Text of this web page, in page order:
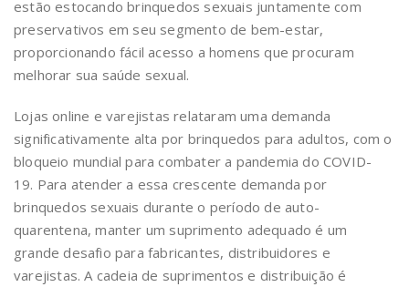
estão estocando brinquedos sexuais juntamente com
preservativos em seu segmento de bem-estar,
proporcionando fácil acesso a homens que procuram
melhorar sua saúde sexual.
Lojas online e varejistas relataram uma demanda
significativamente alta por brinquedos para adultos, com o
bloqueio mundial para combater a pandemia do COVID-
19. Para atender a essa crescente demanda por
brinquedos sexuais durante o período de auto-
quarentena, manter um suprimento adequado é um
grande desafio para fabricantes, distribuidores e
varejistas. A cadeia de suprimentos e distribuição é